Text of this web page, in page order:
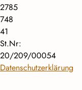
2785
748
41
St.Nr:
20/209/00054
Datenschutzerklärung